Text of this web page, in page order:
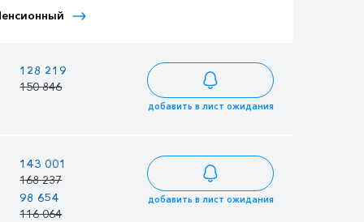
128 219
150 846
—
добавить в лист ожидания
143 001
168 237
—
98 654
116 064
97 382
добавить в лист ожидания